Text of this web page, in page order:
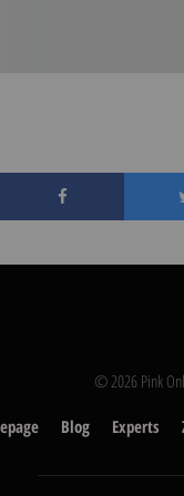
© 2026 Pink
Blog Experts